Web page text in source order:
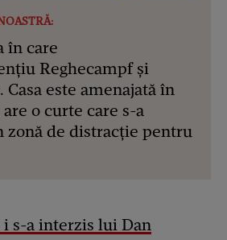
în care
Reghecampf și
Casa este amenajată în
o curte care s-a
zonă de distracție pentru
i s-a interzis lui Dan